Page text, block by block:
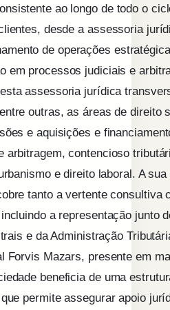
ao longo de todo o
desde a assessoria
de operações
em processos judiciais e
assessoria jurídica
outras, as áreas de direito
e aquisições e
arbitragem, contencioso
e direito laboral. A sua
tanto a vertente consultiva
a representação junto
e da Administração
Forvis Mazars, presente em
beneficia de uma
permite assegurar apoio